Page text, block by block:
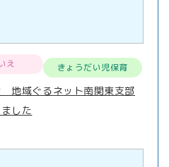
え きょうだい児保育
地域ぐるネット南関東支部
した